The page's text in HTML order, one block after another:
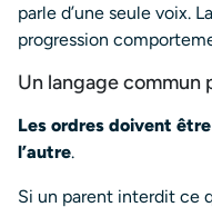
parle d’une seule voix.
progression
Un langage
Les ordres doivent
l’autre.
Si un parent interdit ce